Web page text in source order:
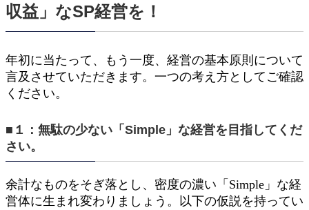
収益」なSP経営を！
年初に当たって、もう一度、経営の基本原則について
言及させていただきます。一つの考え方としてご確認
ください。
■１：無駄の少ない「Simple」な経営を目指してくだ
さい。
余計なものをそぎ落とし、密度の濃い「Simple」な経
営体に生まれ変わりましょう。以下の仮説を持ってい